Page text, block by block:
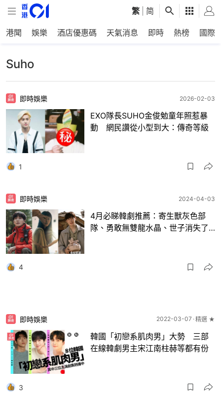
繁 简
港聞 娛樂 酒店優惠碼 天氣消息 即時 熱榜 國際
Suho
即時娛樂 2026-02-03
EXO隊長SUHO金俊勉童年照惹暴
動 網民讚從小型到大：傳奇等級
1
即時娛樂 2024-04-03
4月必睇韓劇推薦：寄生獸灰色部
隊、勇敢無雙龍水晶、世子消失了…
4
即時娛樂 2022-03-07 精選 ★
韓國「初戀系肌肉男」大勢 三部
在線韓劇男主宋江南柱赫等都有份
3